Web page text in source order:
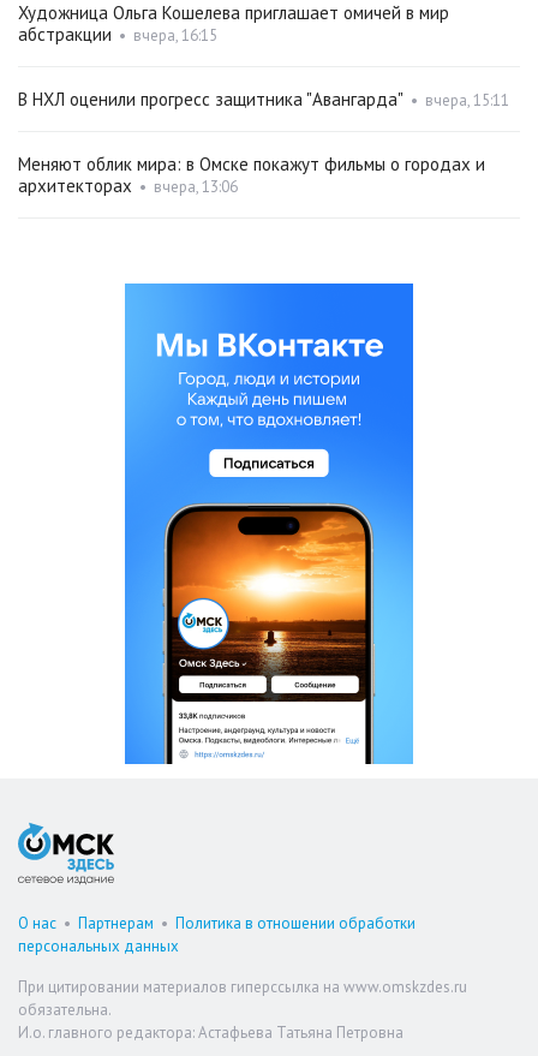
Художница Ольга Кошелева приглашает омичей в мир
абстракции • вчера, 16:15
В НХЛ оценили прогресс защитника "Авангарда" • вчера, 15:11
Меняют облик мира: в Омске покажут фильмы о городах и
архитекторах • вчера, 13:06
О нас • Партнерам • Политика в отношении обработки
персональных данных
При цитировании материалов гиперссылка на www.omskzdes.ru
обязательна.
И.о. главного редактора: Астафьева Татьяна Петровна